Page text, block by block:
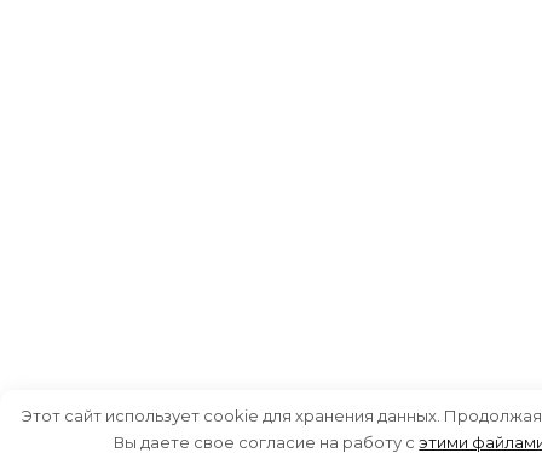
Этот сайт использует cookie для хранения данных.
Вы даете свое согласие на работу сэтими